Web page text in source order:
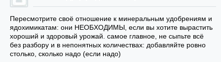
Пересмотрите своё отношение к минеральным удобрениям и
ядохимикатам: они НЕОБХОДИМЫ, если вы хотите вырастить
хороший и здоровый урожай. самое главное, не сыпьте всё
без разбору и в непонятных количествах: добавляйте ровно
столько, сколько надо (если надо)